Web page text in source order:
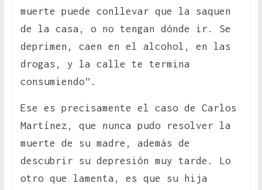
muerte puede conllevar que la saquen
de la casa, o no tengan dónde ir. Se
deprimen, caen en el alcohol, en las
drogas, y la calle te termina
consumiendo”.
Ese es precisamente el caso de Carlos
Martínez, que nunca pudo resolver la
muerte de su madre, además de
descubrir su depresión muy tarde. Lo
otro que lamenta, es que su hija